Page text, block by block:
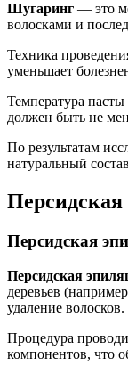
Шугаринг — это
волосками и
Техника
уменьшает
Температура
должен быть не
По результатам
натуральный
Персидская
Персидская
Персидская
деревьев
удаление волосков.
Процедура
компонентов, что